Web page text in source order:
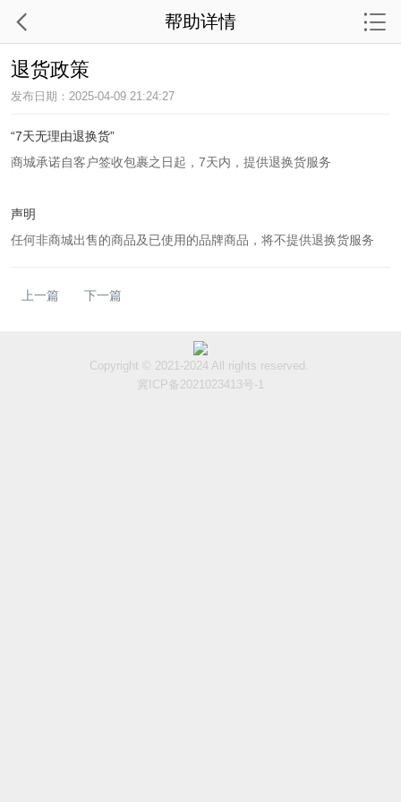
退货政策
发布日期：2025-04-09 21:24:27
“7天无理由退换货”
商城承诺自客户签收包裹之日起，7天内，提供退换货服务
声明
任何非商城出售的商品及已使用的品牌商品，将不提供退换货服务
上一篇 下一篇
帮助详情
Copyright © 2021-2024 All rights reserved.
冀ICP备2021023413号-1